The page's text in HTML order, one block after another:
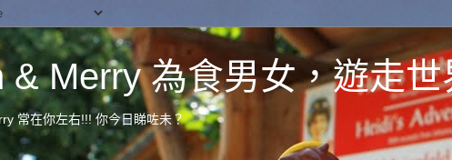
& Merry 為食男女，遊走世
常在你左右!!! 你今日睇咗未？